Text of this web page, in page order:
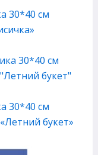
30*40 см
30*40 см
букет»